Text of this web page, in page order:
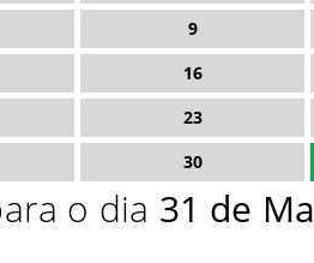
9
16
23
30
o dia 31 de